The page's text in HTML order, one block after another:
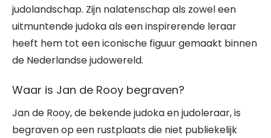
judolandschap. Zijn nalatenschap als zowel een
uitmuntende judoka als een inspirerende leraar
heeft hem tot een iconische figuur gemaakt binnen
de Nederlandse judowereld.
Waar is Jan de Rooy begraven?
Jan de Rooy, de bekende judoka en judoleraar, is
begraven op een rustplaats die niet publiekelijk